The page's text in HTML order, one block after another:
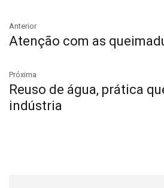
Anterior
Atenção com as
Próxima
Reuso de água, prática
indústria